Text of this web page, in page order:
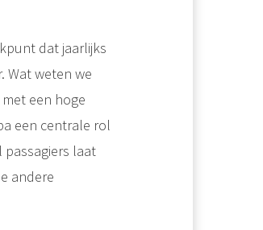
dat jaarlijks
Wat weten we
een hoge
een centrale rol
laat
andere